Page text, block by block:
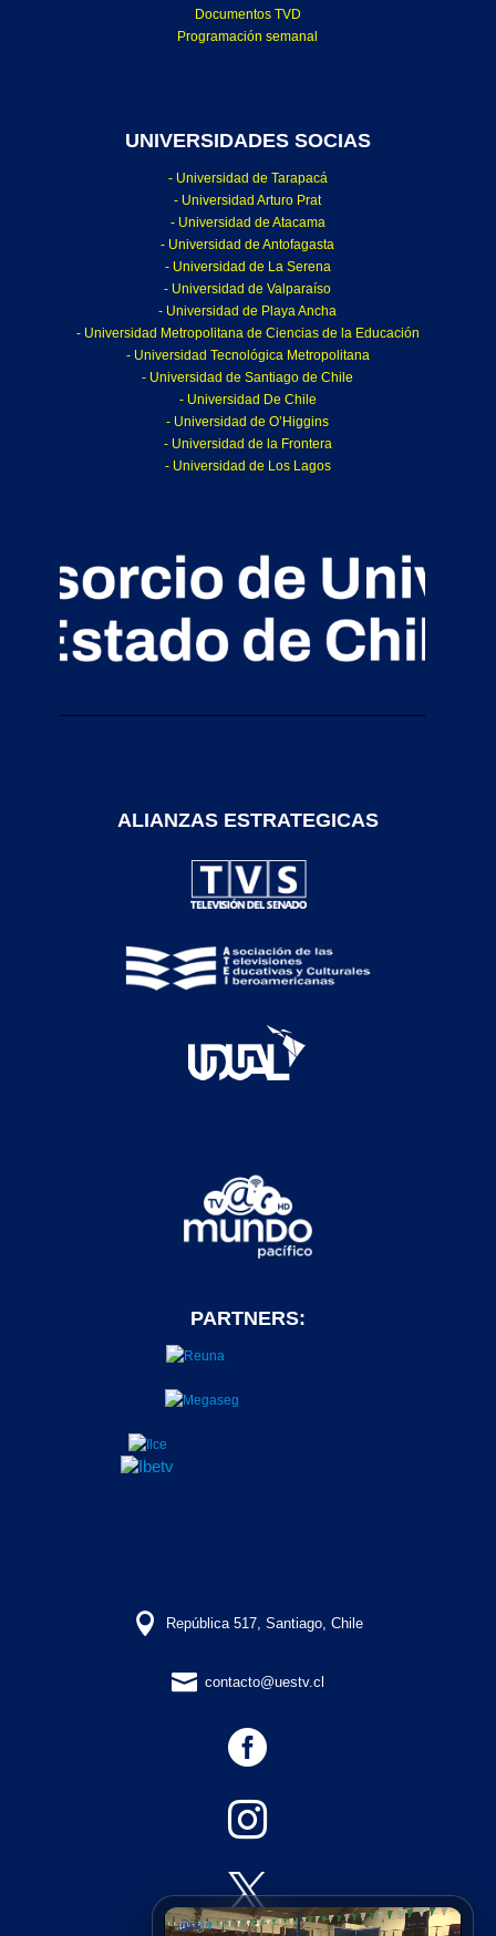
Documentos TVD
Programación semanal
UNIVERSIDADES SOCIAS
- Universidad de Tarapacá
- Universidad Arturo Prat
- Universidad de Atacama
- Universidad de Antofagasta
- Universidad de La Serena
- Universidad de Valparaíso
- Universidad de Playa Ancha
- Universidad Metropolitana de Ciencias de la Educación
- Universidad Tecnológica Metropolitana
- Universidad de Santiago de Chile
- Universidad De Chile
- Universidad de O’Higgins
- Universidad de la Frontera
- Universidad de Los Lagos
ALIANZAS ESTRATEGICAS
PARTNERS:
 República 517, Santiago, Chile
 contacto@uestv.cl


